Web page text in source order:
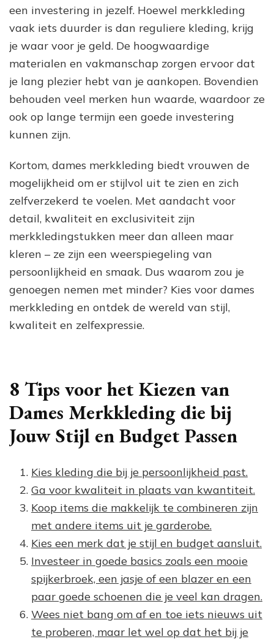
een investering in jezelf. Hoewel merkkleding
vaak iets duurder is dan reguliere kleding, krijg
je waar voor je geld. De hoogwaardige
materialen en vakmanschap zorgen ervoor dat
je lang plezier hebt van je aankopen. Bovendien
behouden veel merken hun waarde, waardoor ze
ook op lange termijn een goede investering
kunnen zijn.
Kortom, dames merkkleding biedt vrouwen de
mogelijkheid om er stijlvol uit te zien en zich
zelfverzekerd te voelen. Met aandacht voor
detail, kwaliteit en exclusiviteit zijn
merkkledingstukken meer dan alleen maar
kleren – ze zijn een weerspiegeling van
persoonlijkheid en smaak. Dus waarom zou je
genoegen nemen met minder? Kies voor dames
merkkleding en ontdek de wereld van stijl,
kwaliteit en zelfexpressie.
8 Tips voor het Kiezen van
Dames Merkkleding die bij
Jouw Stijl en Budget Passen
Kies kleding die bij je persoonlijkheid past.
Ga voor kwaliteit in plaats van kwantiteit.
Koop items die makkelijk te combineren zijn
met andere items uit je garderobe.
Kies een merk dat je stijl en budget aansluit.
Investeer in goede basics zoals een mooie
spijkerbroek, een jasje of een blazer en een
paar goede schoenen die je veel kan dragen.
Wees niet bang om af en toe iets nieuws uit
te proberen, maar let wel op dat het bij je